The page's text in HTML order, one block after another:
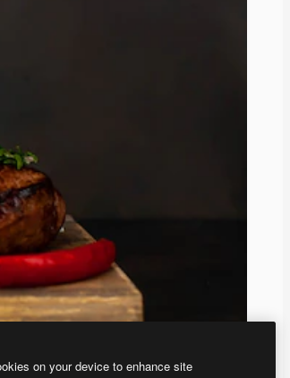
on your device to enhance site